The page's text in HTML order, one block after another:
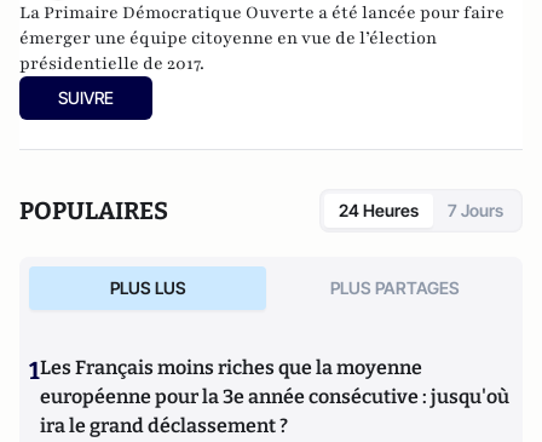
La Primaire Démocratique Ouverte a été lancée pour faire
émerger une équipe citoyenne en vue de l’élection
présidentielle de 2017.
SUIVRE
POPULAIRES 24 Heures 7 Jours
PLUS LUS PLUS PARTAGES
1Les Français moins riches que la moyenne
européenne pour la 3e année consécutive : jusqu'où
ira le grand déclassement ?